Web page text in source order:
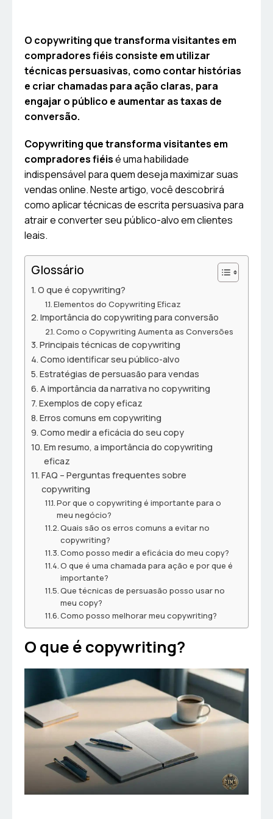
O copywriting que transforma visitantes em
compradores fiéis consiste em utilizar
técnicas persuasivas, como contar histórias
e criar chamadas para ação claras, para
engajar o público e aumentar as taxas de
conversão.
Copywriting que transforma visitantes em
compradores fiéisé uma habilidade
indispensável para quem deseja maximizar suas
vendas online. Neste artigo, você descobrirá
como aplicar técnicas de escrita persuasiva para
atrair e converter seu público-alvo em clientes
leais.
Glossário
O que é copywriting?
Elementos do Copywriting Eficaz
Importância do copywriting para conversão
Como o Copywriting Aumenta as Conversões
Principais técnicas de copywriting
Como identificar seu público-alvo
Estratégias de persuasão para vendas
A importância da narrativa no copywriting
Exemplos de copy eficaz
Erros comuns em copywriting
Como medir a eficácia do seu copy
Em resumo, a importância do copywriting
eficaz
FAQ – Perguntas frequentes sobre
copywriting
Por que o copywriting é importante para o
meu negócio?
Quais são os erros comuns a evitar no
copywriting?
Como posso medir a eficácia do meu copy?
O que é uma chamada para ação e por que é
importante?
Que técnicas de persuasão posso usar no
meu copy?
Como posso melhorar meu copywriting?
O que é copywriting?